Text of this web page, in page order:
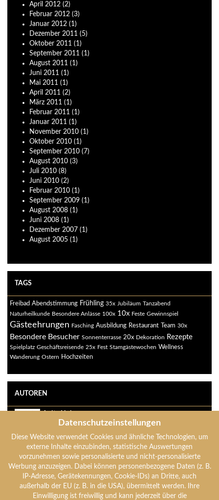
Datenschutzeinstellungen
Diese Website verwendet Cookies und ähnliche Technologien, um
externe Inhalte einzubinden, statistische Auswertungen
vorzunehmen sowie personalisierte und nicht-personalisierte
Werbung anzuzeigen. Dabei können personenbezogene Daten (z. B.
IP-Adresse, Gerätekennungen, Cookie-IDs) an Dritte, auch
außerhalb der EU (z. B. in die USA), übermittelt werden. Ihre
Einwilligung ist freiwillig und kann jederzeit über die
April 2012 (2)
Februar 2012 (3)
Januar 2012 (1)
Dezember 2011 (5)
Oktober 2011 (1)
September 2011 (1)
August 2011 (1)
Juni 2011 (1)
Mai 2011 (1)
April 2011 (2)
März 2011 (1)
Februar 2011 (1)
Januar 2011 (1)
November 2010 (1)
Oktober 2010 (1)
September 2010 (7)
August 2010 (3)
Juli 2010 (8)
Juni 2010 (2)
Februar 2010 (1)
September 2009 (1)
August 2008 (1)
Juni 2008 (1)
Dezember 2007 (1)
August 2005 (1)
TAGS
Freibad Abendstimmung Frühling 35x Jubiläum Tanzabend
Naturheilkunde Besondere Anlässe 100x 10x Feste Gewinnspiel
Gästeehrungen Fasching Ausbildung Restaurant Team 30x
Besondere Besucher Sonnenterrasse 20x Dekoration Rezepte
Spielplatz Geschäftsreisende 25x Fest Stamgästewochen Wellness
Wanderung Ostern Hochzeiten
AUTOREN
anita-holzer
Anton Holzer
anton-holzer
Verena Holzer
verena-holzer